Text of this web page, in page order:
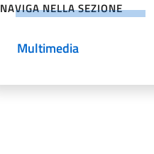
NAVIGA NELLA SEZIONE
Multimedia